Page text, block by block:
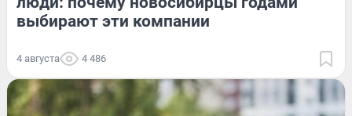
выбирают эти компании
4 августа 4 486